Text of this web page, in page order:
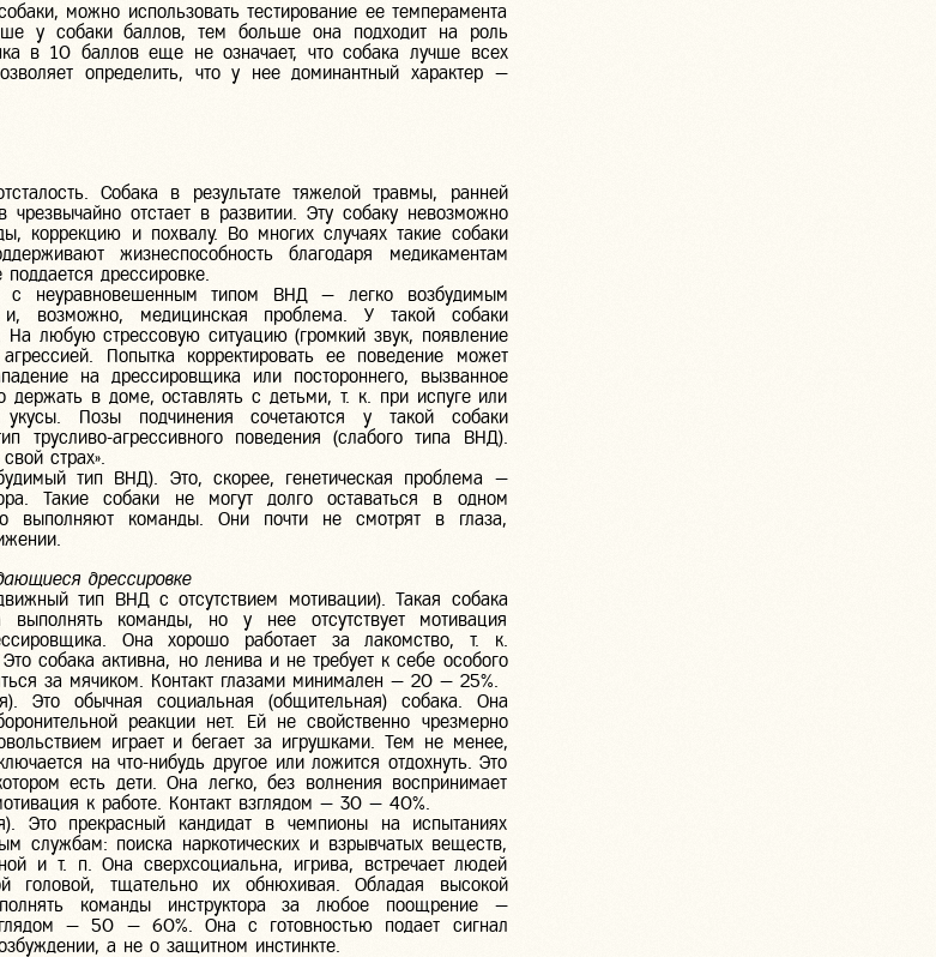
можно использовать тестирование ее темперамента
у собаки баллов, тем больше она подходит на роль
в 10 баллов еще не означает, что собака лучше всех
определить, что у нее доминантный характер —
Собака в результате тяжелой травмы, ранней
чрезвычайно отстает в развитии. Эту собаку невозможно
коррекцию и похвалу. Во многих случаях такие собаки
жизнеспособность благодаря медикаментам
дрессировке.
с неуравновешенным типом ВНД — легко возбудимым
и, возможно, медицинская проблема. У такой собаки
На любую стрессовую ситуацию (громкий звук, появление
Попытка корректировать ее поведение может
на дрессировщика или постороннего, вызванное
держать в доме, оставлять с детьми, т. к. при испуге или
Позы подчинения сочетаются у такой собаки
трусливо-агрессивного поведения (слабого типа ВНД).
страх».
тип ВНД). Это, скорее, генетическая проблема —
Такие собаки не могут долго оставаться в одном
выполняют команды. Они почти не смотрят в глаза,
дрессировке
тип ВНД с отсутствием мотивации). Такая собака
команды, но у нее отсутствует мотивация
Она хорошо работает за лакомство, т. к.
собака активна, но ленива и не требует к себе особого
за мячиком. Контакт глазами минимален — 20 — 25%.
Это обычная социальная (общительная) собака. Она
реакции нет. Ей не свойственно чрезмерно
играет и бегает за игрушками. Тем не менее,
на что-нибудь другое или ложится отдохнуть. Это
есть дети. Она легко, без волнения воспринимает
к работе. Контакт взглядом — 30 — 40%.
Это прекрасный кандидат в чемпионы на испытаниях
службам: поиска наркотических и взрывчатых веществ,
и т. п. Она сверхсоциальна, игрива, встречает людей
головой, тщательно их обнюхивая. Обладая высокой
команды инструктора за любое поощрение —
— 50 — 60%. Она с готовностью подает сигнал
а не о защитном инстинкте.